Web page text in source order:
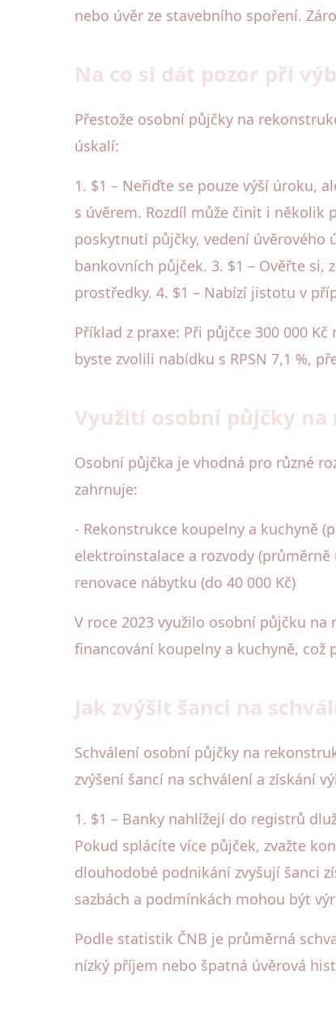
nebo úvěr ze stavebního spoření.
Na co si dát pozor při
Přestože osobní půjčky na
úskalí:
1. $1 – Neřiďte se pouze výší úroku,
s úvěrem. Rozdíl může činit i několik
poskytnutí půjčky, vedení úvěrového
bankovních půjček. 3. $1 – Ověřte
prostředky. 4. $1 – Nabízí jistotu v
Příklad z praxe: Při půjčce 300 000
byste zvolili nabídku s RPSN 7,1 %,
Využití osobní půjčky
Osobní půjčka je vhodná pro různé
zahrnuje:
- Rekonstrukce koupelny a kuchyně
elektroinstalace a rozvody (průměrně
renovace nábytku (do 40 000 Kč)
V roce 2023 využilo osobní půjčku
financování koupelny a kuchyně, což
Jak zvýšit šanci na
Schválení osobní půjčky na
zvýšení šancí na schválení a získání
1. $1 – Banky nahlížejí do registrů
Pokud splácíte více půjček, zvažte
dlouhodobé podnikání zvyšují šanci
sazbách a podmínkách mohou být
Podle statistik ČNB je průměrná
nízký příjem nebo špatná úvěrová